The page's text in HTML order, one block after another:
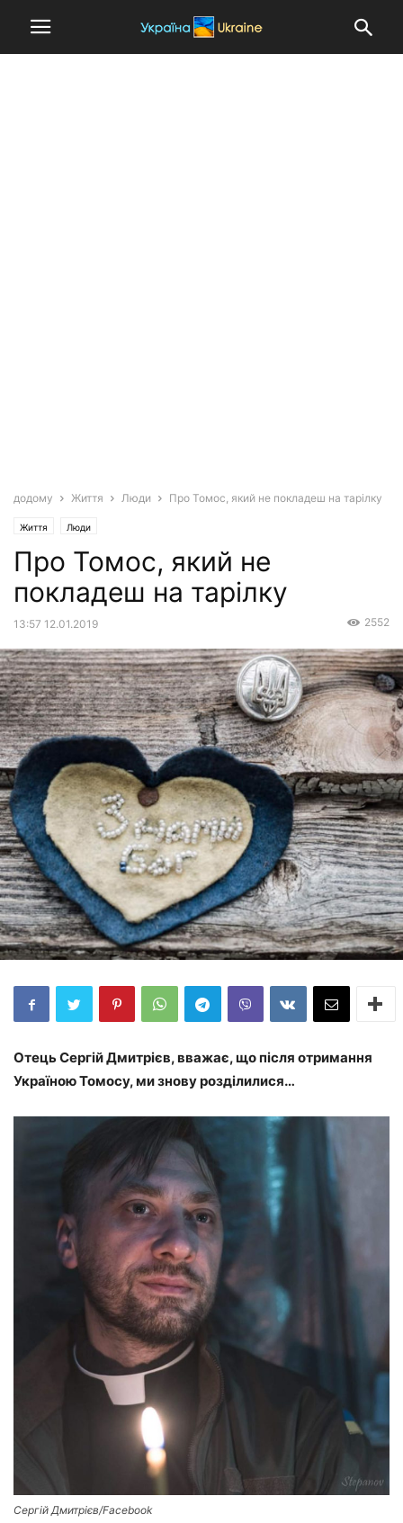
додому Життя Люди Про Томос, який не покладеш на тарілку
Життя Люди
Про Томос, який не
покладеш на тарілку
13:57 12.01.2019 2552
Отець Сергій Дмитрієв, вважає, що після отримання
Україною Томосу, ми знову розділилися…
Сергій Дмитрієв/Facebook